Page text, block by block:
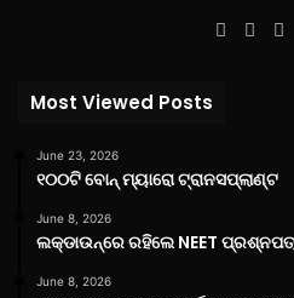
Most Viewed Posts
June 23, 2026
୧୦୦ଟି ବୋନ୍ ମ୍ୟାରୋ ଟ୍ରାନସପ୍ଲାଣ୍ଟ
June 8, 2026
ଲକ୍‌ଡାଉନ୍‌ରେ ରହିଲେ NEET
June 8, 2026